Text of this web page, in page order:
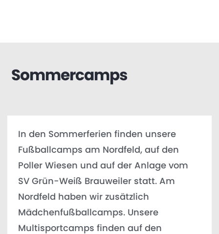
Sommercamps
In den Sommerferien finden unsere
Fußballcamps am Nordfeld, auf den
Poller Wiesen und auf der Anlage vom
SV Grün-Weiß Brauweiler statt. Am
Nordfeld haben wir zusätzlich
Mädchenfußballcamps. Unsere
Multisportcamps finden auf den